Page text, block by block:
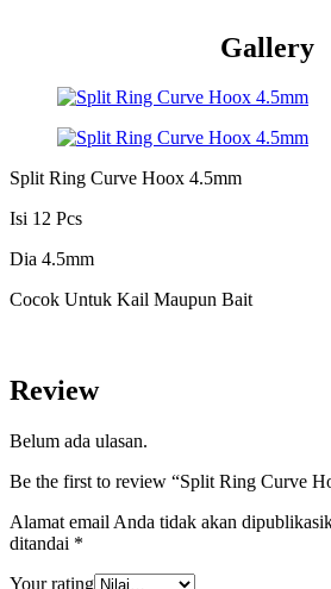
Gallery
Split Ring Curve Hoox 4.5mm
Isi 12 Pcs
Dia 4.5mm
Cocok Untuk Kail Maupun Bait
Review
Belum ada ulasan.
Be the first to review “Split Ring Curve
Alamat email Anda tidak akan
ditandai *
Your rating